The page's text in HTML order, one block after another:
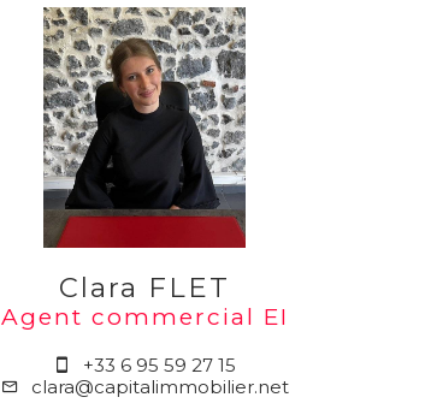
Clara FLET
Agent commercial EI
+33 6 95 59 27 15
clara@capitalimmobilier.net